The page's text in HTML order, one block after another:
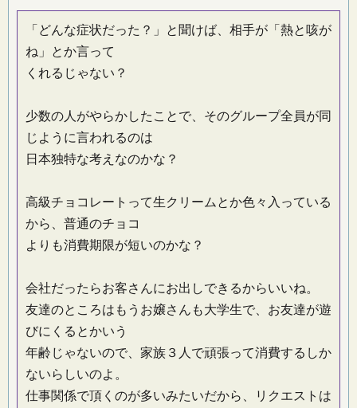
「どんな症状だった？」と聞けば、相手が「熱と咳が
ね」とか言って
くれるじゃない？
少数の人がやらかしたことで、そのグループ全員が同
じように言われるのは
日本独特な考えなのかな？
高級チョコレートって生クリームとか色々入っている
から、普通のチョコ
よりも消費期限が短いのかな？
会社だったらお客さんにお出しできるからいいね。
友達のところはもうお嬢さんも大学生で、お友達が遊
びにくるとかいう
年齢じゃないので、家族３人で頑張って消費するしか
ないらしいのよ。
仕事関係で頂くのが多いみたいだから、リクエストは